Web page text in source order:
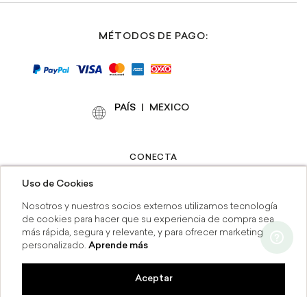
MÉTODOS DE PAGO:
PAÍS
CONECTA
Uso de Cookies
Nosotros y nuestros socios externos utilizamos tecnología
de cookies para hacer que su experiencia de compra sea
más rápida, segura y relevante, y para ofrecer marketing
personalizado. Aprende más
Aceptar
Compra en línea y recoge en